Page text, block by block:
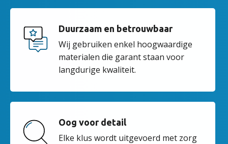
Duurzaam en betrouwbaar
Wij gebruiken enkel hoogwaardige
materialen die garant staan voor
langdurige kwaliteit.
Oog voor detail
Elke klus wordt uitgevoerd met zorg